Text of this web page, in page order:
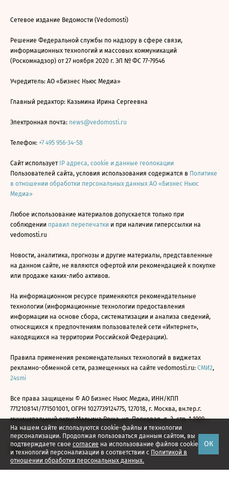
На нашем сайте используются cookie-файлы и технологии
персонализации. Продолжая пользоваться данным сайтом, вы
подтверждаете свое согласие на использование файлов cookie
и технологий персонализации в соответствии с Политикой в
отношении обработки персональных данных.
ОК
Сетевое издание Ведомости (Vedomosti)
Решение Федеральной службы по надзору в сфере связи,
информационных технологий и массовых коммуникаций
(Роскомнадзор) от 27 ноября 2020 г. ЭЛ № ФС 77-79546
Учредитель: АО «Бизнес Ньюс Медиа»
Главный редактор: Казьмина Ирина Сергеевна
Электронная почта: news@vedomosti.ru
Телефон: +7 495 956-34-58
Сайт использует IP адреса, cookie и данные геолокации
Пользователей сайта, условия использования содержатся в Политике
в отношении обработки персональных данных АО «Бизнес Ньюс
Медиа»
Любое использование материалов допускается только при
соблюдении правил перепечатки и при наличии гиперссылки на
vedomosti.ru
Новости, аналитика, прогнозы и другие материалы, представленные
на данном сайте, не являются офертой или рекомендацией к покупке
или продаже каких-либо активов.
На информационном ресурсе применяются рекомендательные
технологии (информационные технологии предоставления
информации на основе сбора, систематизации и анализа сведений,
относящихся к предпочтениям пользователей сети «Интернет»,
находящихся на территории Российской Федерации).
Правила применения рекомендательных технологий в виджетах
рекламно-обменной сети, размещенных на сайте vedomosti.ru: СМИ2,
24smi
Все права защищены © АО Бизнес Ньюс Медиа, ИНН/КПП
7712108141/771501001, ОГРН 1027739124775, 127018, г. Москва, вн.тер.г.
муниципальный округ Марьина Роща, ул. Полковая, д. 3, стр. 1 1999—
2026